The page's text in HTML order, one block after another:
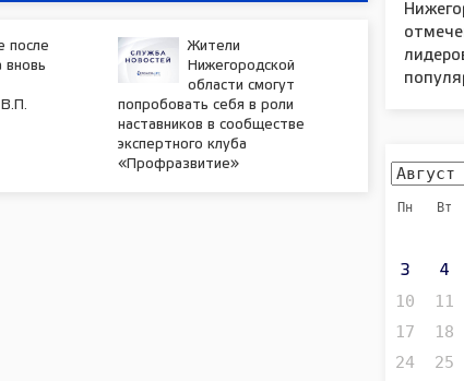
после
вновь
Жители
Нижегородской
области смогут
попробовать себя в роли
наставников в сообществе
экспертного клуба
«Профразвитие»
Пн Вт
3 4
10
11
17
18
24
25